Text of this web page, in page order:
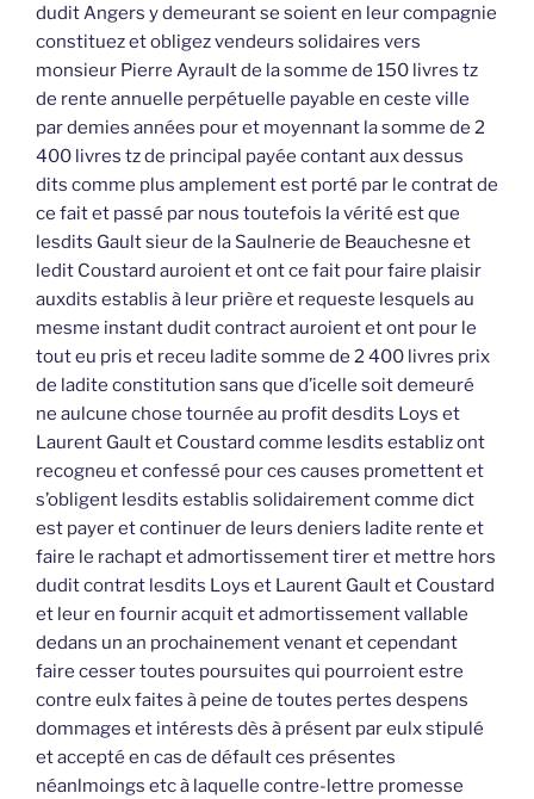
dudit Angers y demeurant se soient en leur compagnie
constituez et obligez vendeurs solidaires vers
monsieur Pierre Ayrault de la somme de 150 livres tz
de rente annuelle perpétuelle payable en ceste ville
par demies années pour et moyennant la somme de 2
400 livres tz de principal payée contant aux dessus
dits comme plus amplement est porté par le contrat de
ce fait et passé par nous toutefois la vérité est que
lesdits Gault sieur de la Saulnerie de Beauchesne et
ledit Coustard auroient et ont ce fait pour faire plaisir
auxdits establis à leur prière et requeste lesquels au
mesme instant dudit contract auroient et ont pour le
tout eu pris et receu ladite somme de 2 400 livres prix
de ladite constitution sans que d’icelle soit demeuré
ne aulcune chose tournée au profit desdits Loys et
Laurent Gault et Coustard comme lesdits establiz ont
recogneu et confessé pour ces causes promettent et
s’obligent lesdits establis solidairement comme dict
est payer et continuer de leurs deniers ladite rente et
faire le rachapt et admortissement tirer et mettre hors
dudit contrat lesdits Loys et Laurent Gault et Coustard
et leur en fournir acquit et admortissement vallable
dedans un an prochainement venant et cependant
faire cesser toutes poursuites qui pourroient estre
contre eulx faites à peine de toutes pertes despens
dommages et intérests dès à présent par eulx stipulé
et accepté en cas de défault ces présentes
néanlmoings etc à laquelle contre-lettre promesse